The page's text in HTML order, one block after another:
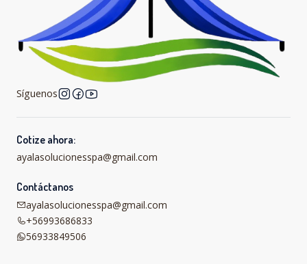
Síguenos
Cotize ahora:
ayalasolucionesspa@gmail.com
Contáctanos
ayalasolucionesspa@gmail.com
+56993686833
56933849506